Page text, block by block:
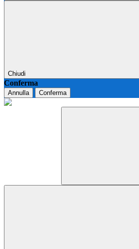
Chiudi
Conferma
Annulla Conferma